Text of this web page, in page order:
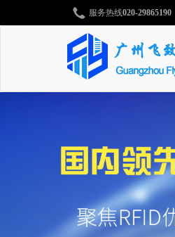
服务热线020-29865190